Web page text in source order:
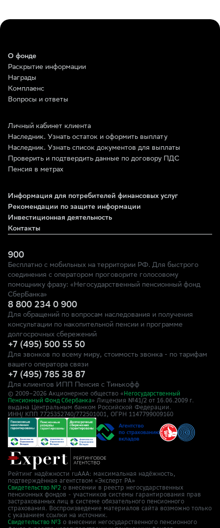
О фонде
Раскрытие информации
Награды
Комплаенс
Вопросы и ответы
Личный кабинет клиента
Наследник. Узнать остаток и оформить выплату
Наследник. Узнать список документов для выплаты
Проверить и подтвердить данные по договору ПДС
Пенсия в метрах
Информация для потребителей финансовых услуг
Рекомендации по защите информации
Инвестиционная деятельность
Контакты
900
Бесплатно с мобильных на территории РФ. Для быстрого
соединения с оператором проговорите голосовому
помощнику фразу: «Негосударственный пенсионный фонд
СберБанка»
8 800 234 0 900
Для обращений по вопросам наследования и получения
консультации по накопительной пенсии и программе
долгосрочных сбережений
+7 (495) 500 55 50
Для звонков по всему миру, стоимость звонка - по тарифам
вашего оператора связи
+7 (495) 785 38 87
Для клиентов ИПП Пенсия с Тинькофф
© 2009–2026 Акционерное общество « Негосударственный
Пенсионный Фонд Сбербанка» Лицензия №41/2 от 16.06.2009 г.
выдана Центральным банком Российской Федерации.
ИНН/ КПП 7725352740/772501001, ОГРН 1147799009160
Рейтинг надёжности ruAAA: максимальная надёжность,
подтверждённая агентством «Эксперт РА»
Свидетельство №2 о внесении в реестр негосударственных
пенсионных фондов - участников системы гарантирования прав
застрахованных лиц в системе обязательного пенсионного
страхования. Воспроизведение материалов сайта возможно только
с указанием ссылки на источник.
Свидетельство №3 о внесении негосударственного пенсионного